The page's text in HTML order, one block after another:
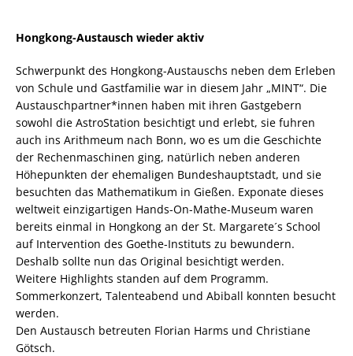
Hongkong-Austausch wieder aktiv
Schwerpunkt des Hongkong-Austauschs neben dem Erleben
von Schule und Gastfamilie war in diesem Jahr „MINT“. Die
Austauschpartner*innen haben mit ihren Gastgebern
sowohl die AstroStation besichtigt und erlebt, sie fuhren
auch ins Arithmeum nach Bonn, wo es um die Geschichte
der Rechenmaschinen ging, natürlich neben anderen
Höhepunkten der ehemaligen Bundeshauptstadt, und sie
besuchten das Mathematikum in Gießen. Exponate dieses
weltweit einzigartigen Hands-On-Mathe-Museum waren
bereits einmal in Hongkong an der St. Margarete´s School
auf Intervention des Goethe-Instituts zu bewundern.
Deshalb sollte nun das Original besichtigt werden.
Weitere Highlights standen auf dem Programm.
Sommerkonzert, Talenteabend und Abiball konnten besucht
werden.
Den Austausch betreuten Florian Harms und Christiane
Götsch.